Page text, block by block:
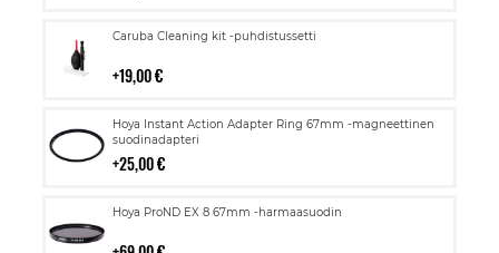
Caruba Cleaning kit -puhdistussetti
19,00 €
Lisää
Hoya Instant Action Adapter Ring 67mm -magneettinen
suodinadapteri
25,00 €
Lisää
ostoskoriin
Hoya ProND EX 8 67mm -harmaasuodin
Lisää